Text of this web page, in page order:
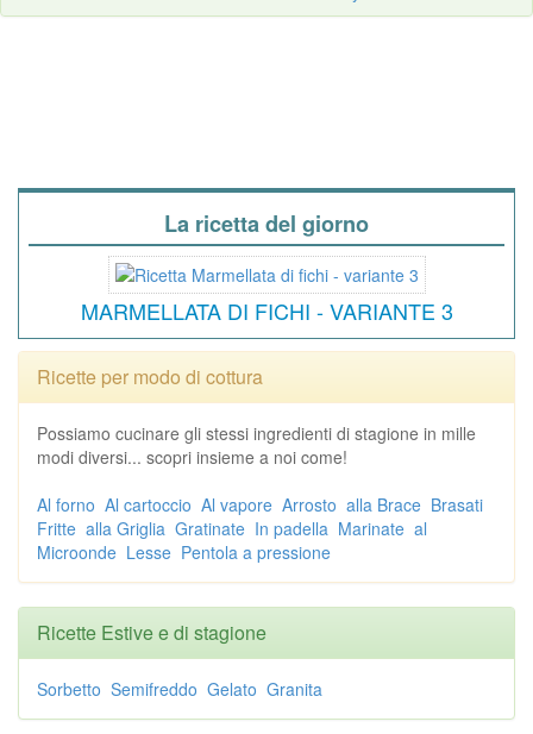
La ricetta del giorno
MARMELLATA DI FICHI - VARIANTE 3
Ricette per modo di cottura
Possiamo cucinare gli stessi ingredienti di stagione in mille
modi diversi... scopri insieme a noi come!
Al forno Al cartoccio Al vapore Arrosto alla Brace Brasati
Fritte alla Griglia Gratinate In padella Marinate al
Microonde Lesse Pentola a pressione
Ricette Estive e di stagione
Sorbetto Semifreddo Gelato Granita